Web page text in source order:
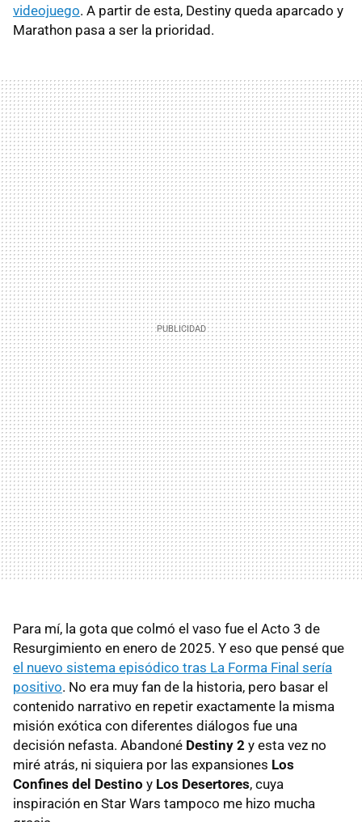
videojuego. A partir de esta, Destiny queda aparcado y
Marathon pasa a ser la prioridad.
Para mí, la gota que colmó el vaso fue el Acto 3 de
Resurgimiento en enero de 2025. Y eso que pensé que
el nuevo sistema episódico tras La Forma Final sería
positivo. No era muy fan de la historia, pero basar el
contenido narrativo en repetir exactamente la misma
misión exótica con diferentes diálogos fue una
decisión nefasta. Abandoné Destiny 2 y esta vez no
miré atrás, ni siquiera por las expansiones Los
Confines del Destino y Los Desertores, cuya
inspiración en Star Wars tampoco me hizo mucha